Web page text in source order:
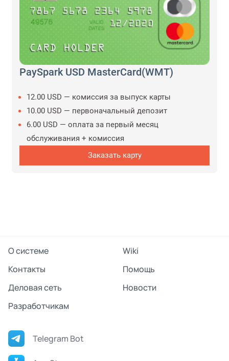
PaySpark USD MasterCard(WMT)
12.00 USD — комиссия за выпуск карты
10.00 USD — первоначальный депозит
6.00 USD — оплата за первый месяц
обслуживания + комиссия
Заказать карту
О системе
Wiki
Контакты
Помощь
Деловая сеть
Новости
Разработчикам
Telegram Bot